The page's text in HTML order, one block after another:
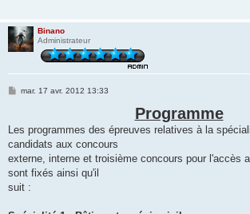
Binano
Administrateur
M
a
e
mar. 17 avr. 2012 13:33
Programme
Les programmes des épreuves relatives à la
candidats aux concours
externe, interne et troisième concours pour l'accès
sont fixés ainsi qu'il
suit :